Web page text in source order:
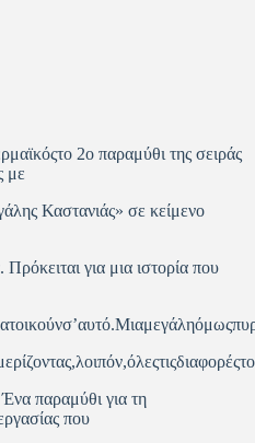
2ο παραμύθι της σειράς
με
Καστανιάς» σε κείμενο
για μια ιστορία που
παραμύθι για τη
που